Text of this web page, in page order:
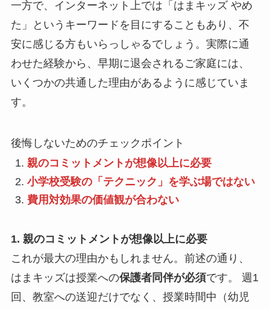
一方で、インターネット上では「はまキッズ やめ
た」というキーワードを目にすることもあり、不
安に感じる方もいらっしゃるでしょう。実際に通
わせた経験から、早期に退会されるご家庭には、
いくつかの共通した理由があるように感じていま
す。
後悔しないためのチェックポイント
親のコミットメントが想像以上に必要
小学校受験の「テクニック」を学ぶ場ではない
費用対効果の価値観が合わない
1. 親のコミットメントが想像以上に必要
これが最大の理由かもしれません。前述の通り、
はまキッズは授業への保護者同伴が必須です。 週1
回、教室への送迎だけでなく、授業時間中（幼児